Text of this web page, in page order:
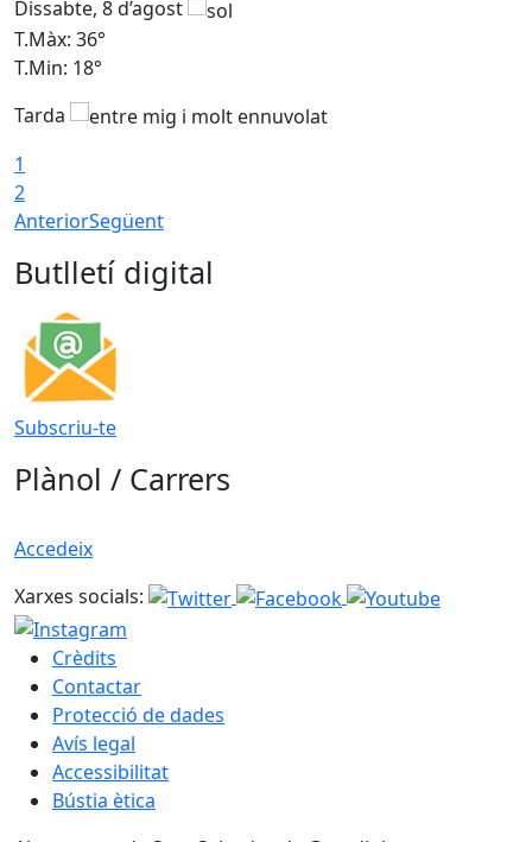
Dissabte, 8 d’agost
T.Màx: 36°
T.Min: 18°
Tarda
1
2
AnteriorSegüent
Butlletí digital
Subscriu-te
Plànol / Carrers
Accedeix
Xarxes socials:
Crèdits
Contactar
Protecció de dades
Avís legal
Accessibilitat
Bústia ètica